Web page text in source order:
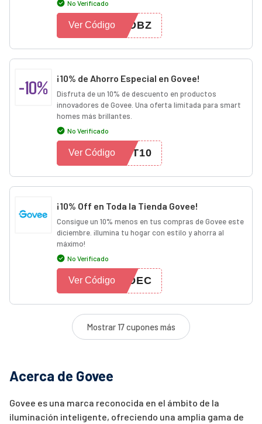
No Verificado
RDBZ
Ver Código
-10% ¡10% de Ahorro Especial en Govee!
Disfruta de un 10% de descuento en productos
innovadores de Govee. Una oferta limitada para smart
homes más brillantes.
No Verificado
RT10
Ver Código
¡10% Off en Toda la Tienda Govee!
Consigue un 10% menos en tus compras de Govee este
diciembre. ¡Ilumina tu hogar con estilo y ahorra al
máximo!
No Verificado
FDEC
Ver Código
Mostrar 17 cupones más
Acerca de Govee
Govee es una marca reconocida en el ámbito de la
iluminación inteligente, ofreciendo una amplia gama de